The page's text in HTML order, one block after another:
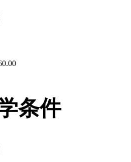
别是美国第
总统杰拉尔
什、第42任
什。耶鲁创
鲁！乔治·布
克林顿总统
条件